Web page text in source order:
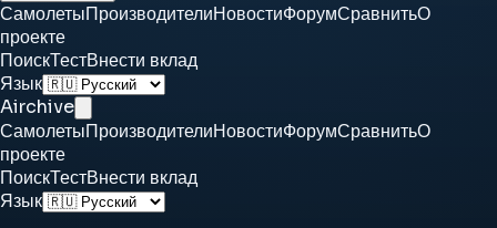
СамолетыПроизводителиНовостиФорумСравнитьО
проекте
ПоискТестВнести вклад
Язык
Airchive
СамолетыПроизводителиНовостиФорумСравнитьО
проекте
ПоискТестВнести вклад
Язык